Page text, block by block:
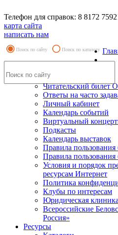
Телефон для справок: 8 8172
карта сайта
написать нам
Поиск по сайту Поиск по каталогу
Читательский
Ответы на часто
Личный кабинет
Календарь событий
Виртуальный
Подкасты
Календарь выставок
Правила пользования
Правила
Условия и порядок
ресурсам Интернет
Политика
Клубы по интересам
Юридическая клиника
Всероссийские
Россия»
Ресурсы